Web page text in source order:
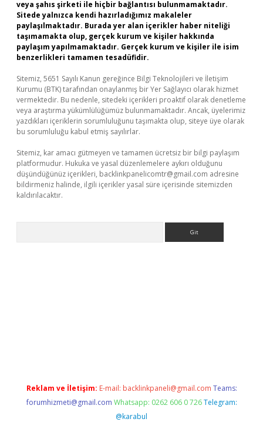
veya şahıs şirketi ile hiçbir bağlantısı bulunmamaktadır.
Sitede yalnızca kendi hazırladığımız makaleler
paylaşılmaktadır. Burada yer alan içerikler haber niteliği
taşımamakta olup, gerçek kurum ve kişiler hakkında
paylaşım yapılmamaktadır. Gerçek kurum ve kişiler ile isim
benzerlikleri tamamen tesadüfidir.
Sitemiz, 5651 Sayılı Kanun gereğince Bilgi Teknolojileri ve İletişim
Kurumu (BTK) tarafından onaylanmış bir Yer Sağlayıcı olarak hizmet
vermektedir. Bu nedenle, sitedeki içerikleri proaktif olarak denetleme
veya araştırma yükümlülüğümüz bulunmamaktadır. Ancak, üyelerimiz
yazdıkları içeriklerin sorumluluğunu taşımakta olup, siteye üye olarak
bu sorumluluğu kabul etmiş sayılırlar.
Sitemiz, kar amacı gütmeyen ve tamamen ücretsiz bir bilgi paylaşım
platformudur. Hukuka ve yasal düzenlemelere aykırı olduğunu
düşündüğünüz içerikleri, backlinkpanelicomtr@gmail.com adresine
bildirmeniz halinde, ilgili içerikler yasal süre içerisinde sitemizden
kaldırılacaktır.
Reklam ve İletişim: E-mail: backlinkpaneli@gmail.com Teams:
forumhizmeti@gmail.com Whatsapp: 0262 606 0 726 Telegram:
@karabul